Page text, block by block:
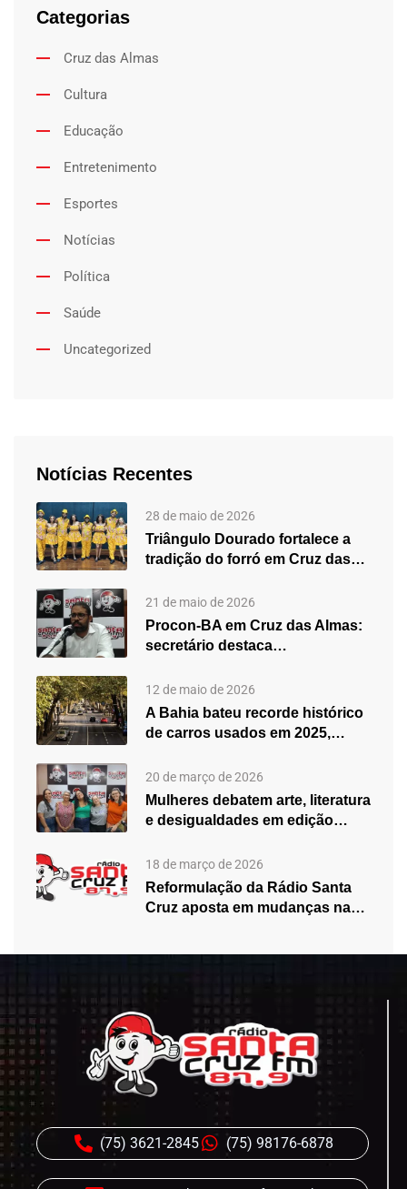
Categorias
Cruz das Almas
Cultura
Educação
Entretenimento
Esportes
Notícias
Política
Saúde
Uncategorized
Notícias Recentes
28 de maio de 2026
Triângulo Dourado fortalece a
tradição do forró em Cruz das…
21 de maio de 2026
Procon-BA em Cruz das Almas:
secretário destaca
12 de maio de 2026
A Bahia bateu recorde histórico
de carros usados em 2025,…
20 de março de 2026
Mulheres debatem arte, literatura
e desigualdades em edição
18 de março de 2026
Reformulação da Rádio Santa
Cruz aposta em mudanças na
(75) 3621-2845 (75) 98176-6878